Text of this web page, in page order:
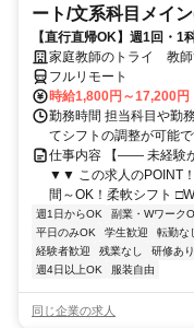
ート/文系科目メイ
【直行直帰OK】週1回・1
家庭教師のトライ 教師
フルリモート
時給1,800円～17,200円
勤務時間 担当科目や勤
てシフトの調整が可能で
仕事内容 【―― 未経験
▼▼ この求人のPOINT
間～OK！柔軟シフト
週1日からOK 副業・Wワーク
平日のみOK
学生歓迎 転勤なし
経験者歓迎
残業なし 研修あり
週4日以上OK
服装自由
同じ企業の求人